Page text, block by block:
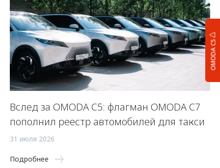
OMODA C5
Вслед за OMODA C5: флагман OMODA C7
пополнил реестр автомобилей для такси
31 июля 2026
Подробнее